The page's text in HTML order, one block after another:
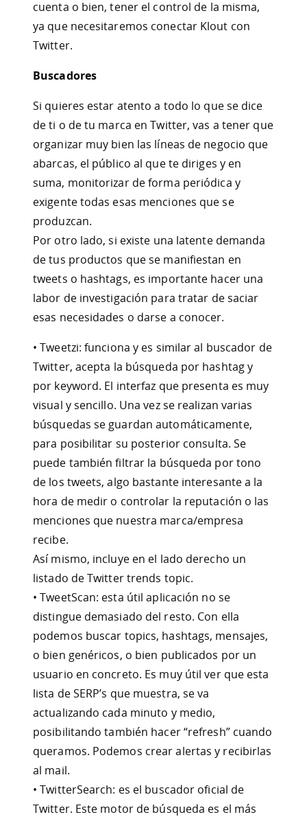
cuenta o bien, tener el control de la misma,
ya que necesitaremos conectar Klout con
Twitter.
Buscadores
Si quieres estar atento a todo lo que se dice
de ti o de tu marca en Twitter, vas a tener que
organizar muy bien las líneas de negocio que
abarcas, el público al que te diriges y en
suma, monitorizar de forma periódica y
exigente todas esas menciones que se
produzcan.
Por otro lado, si existe una latente demanda
de tus productos que se manifiestan en
tweets o hashtags, es importante hacer una
labor de investigación para tratar de saciar
esas necesidades o darse a conocer.
• Tweetzi: funciona y es similar al buscador de
Twitter, acepta la búsqueda por hashtag y
por keyword. El interfaz que presenta es muy
visual y sencillo. Una vez se realizan varias
búsquedas se guardan automáticamente,
para posibilitar su posterior consulta. Se
puede también filtrar la búsqueda por tono
de los tweets, algo bastante interesante a la
hora de medir o controlar la reputación o las
menciones que nuestra marca/empresa
recibe.
Así mismo, incluye en el lado derecho un
listado de Twitter trends topic.
• TweetScan: esta útil aplicación no se
distingue demasiado del resto. Con ella
podemos buscar topics, hashtags, mensajes,
o bien genéricos, o bien publicados por un
usuario en concreto. Es muy útil ver que esta
lista de SERP’s que muestra, se va
actualizando cada minuto y medio,
posibilitando también hacer “refresh” cuando
queramos. Podemos crear alertas y recibirlas
al mail.
• TwitterSearch: es el buscador oficial de
Twitter. Este motor de búsqueda es el más